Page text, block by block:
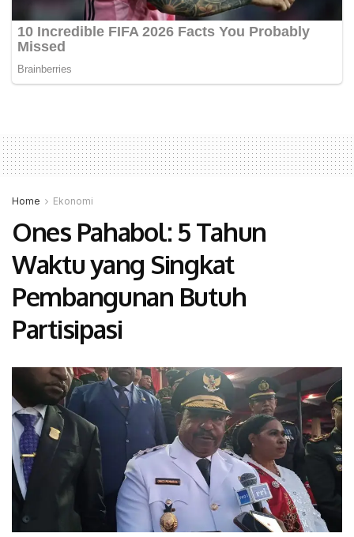
Home Ekonomi
Ones Pahabol: 5 Tahun
Waktu yang Singkat
Pembangunan Butuh
Partisipasi